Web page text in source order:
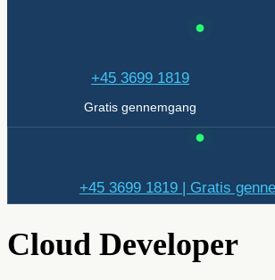
+45 3699 1819
Gratis gennemgang
+45 3699 1819 | Gratis
Cloud Developer